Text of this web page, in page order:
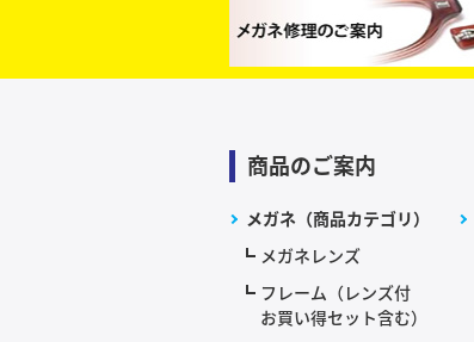
商品のご案内
メガネ（商品カテゴリ）
メガネレンズ
フレーム（レンズ付
お買い得セット含む）